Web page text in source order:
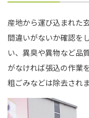
産地から運び込まれた
間違いがないか確認を
い、異臭や異物など品
がなければ張込の作業
粗ごみなどは除去されま